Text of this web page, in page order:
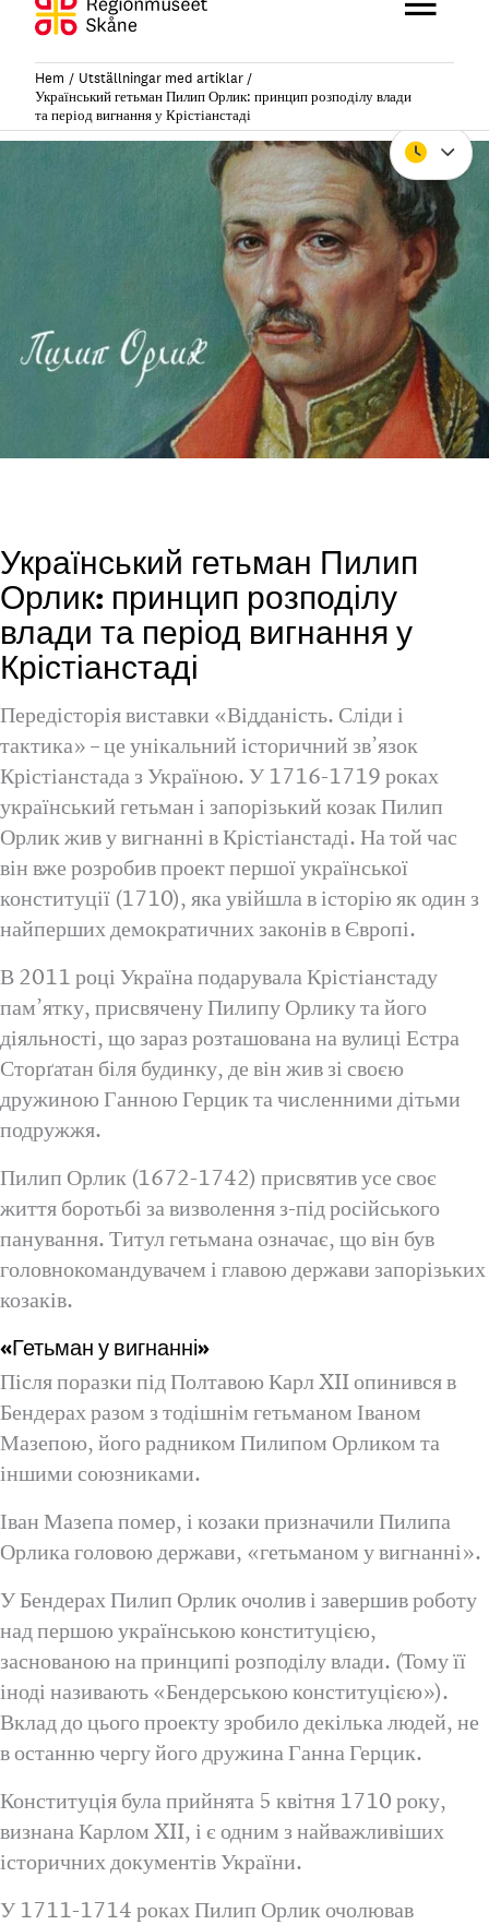
Hoppa
Stäng
Hem
Utställningar med artiklar
Український гетьман Пилип Орлик: принцип розподілу влади
та період вигнання у Крістіанстаді
Український гетьман Пилип
Орлик: принцип розподілу
влади та період вигнання у
Крістіанстаді
Передісторія виставки «Відданість. Сліди і
тактика» – це унікальний історичний зв’язок
Крістіанстада з Україною. У 1716-1719 роках
український гетьман і запорізький козак Пилип
Орлик жив у вигнанні в Крістіанстаді. На той час
він вже розробив проект першої української
конституції (1710), яка увійшла в історію як один з
найперших демократичних законів в Європі.
В 2011 році Україна подарувала Крістіанстаду
пам’ятку, присвячену Пилипу Орлику та його
діяльності, що зараз розташована на вулиці Естра
Сторґатан біля будинку, де він жив зі своєю
дружиною Ганною Герцик та численними дітьми
подружжя.
Пилип Орлик (1672-1742) присвятив усе своє
життя боротьбі за визволення з-під російського
панування. Титул гетьмана означає, що він був
головнокомандувачем і главою держави запорізьких
козаків.
«Гетьман у вигнанні»
Після поразки під Полтавою Карл XII опинився в
Бендерах разом з тодішнім гетьманом Іваном
Мазепою, його радником Пилипом Орликом та
іншими союзниками.
Іван Мазепа помер, і козаки призначили Пилипа
Орлика головою держави, «гетьманом у вигнанні».
У Бендерах Пилип Орлик очолив і завершив роботу
над першою українською конституцією,
заснованою на принципі розподілу влади. (Тому її
іноді називають «Бендерською конституцією»).
Вклад до цього проекту зробило декілька людей, не
в останню чергу його дружина Ганна Герцик.
Конституція була прийнята 5 квітня 1710 року,
визнана Карлом XII, і є одним з найважливіших
історичних документів України.
У 1711-1714 роках Пилип Орлик очолював